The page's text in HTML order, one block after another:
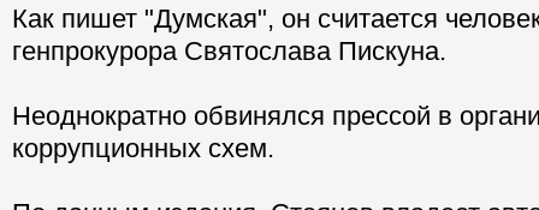
Как пишет "Думская", он считается
генпрокурора Святослава Пискуна.
Неоднократно обвинялся прессой в
коррупционных схем.